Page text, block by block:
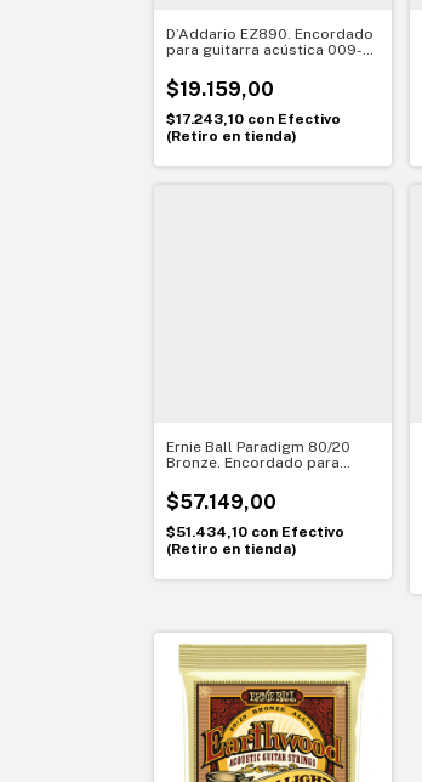
D’Addario EZ890. Encordado
para guitarra acústica 009-
$19.159,00
$17.243,10 con Efectivo
(Retiro en tienda)
Ernie Ball Paradigm 80/20
Bronze. Encordado para
duración y tono Earthwood
$57.149,00
$51.434,10 con Efectivo
(Retiro en tienda)